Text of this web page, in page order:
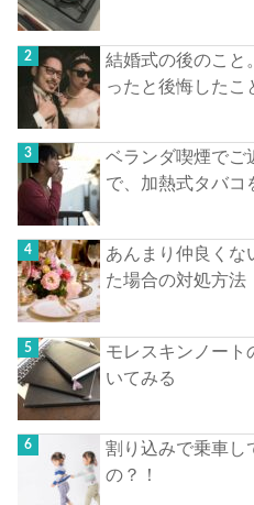
結婚式の後のこと
ったと後悔したこ
ベランダ喫煙でご
で、加熱式タバコ
あんまり仲良くな
た場合の対処方法
モレスキンノート
いてみる
割り込みで乗車し
の？！